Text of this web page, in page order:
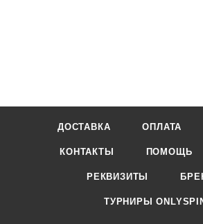
ДОСТАВКА ОПЛАТА
КОНТАКТЫ ПОМОЩЬ
РЕКВИЗИТЫ
ТУРНИРЫ